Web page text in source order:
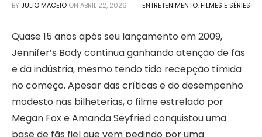
BY JULIO MACEIO ON ABRIL 22, 2026 ENTRETENIMENTO, FILMES E SÉRIES
Quase 15 anos após seu lançamento em 2009,
Jennifer’s Body continua ganhando atenção de fãs
e da indústria, mesmo tendo tido recepção tímida
no começo. Apesar das críticas e do desempenho
modesto nas bilheterias, o filme estrelado por
Megan Fox e Amanda Seyfried conquistou uma